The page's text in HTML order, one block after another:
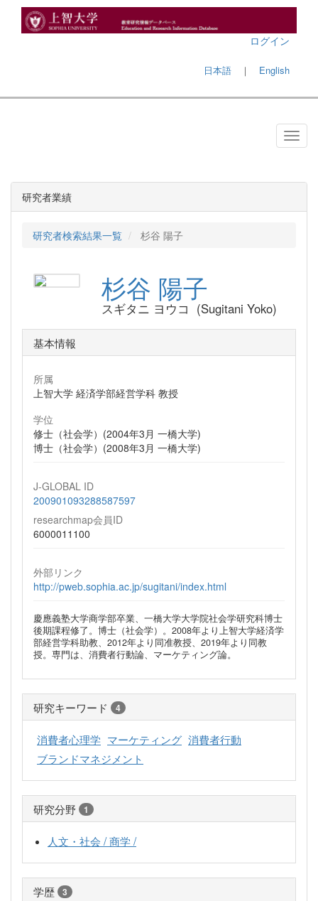
ログイン
日本語 ｜ English
研究者業績
研究者検索結果一覧 杉谷 陽子
杉谷 陽子
スギタニ ヨウコ (Sugitani Yoko)
基本情報
所属
上智大学 経済学部経営学科 教授
学位
修士（社会学）(2004年3月 一橋大学)
博士（社会学）(2008年3月 一橋大学)
J-GLOBAL ID
200901093288587597
researchmap会員ID
6000011100
外部リンク
http://pweb.sophia.ac.jp/sugitani/index.html
慶應義塾大学商学部卒業、一橋大学大学院社会学研究科博士
後期課程修了。博士（社会学）。2008年より上智大学経済学
部経営学科助教、2012年より同准教授、2019年より同教
授。専門は、消費者行動論、マーケティング論。
研究キーワード 4
消費者心理学 マーケティング 消費者行動
ブランドマネジメント
研究分野 1
人文・社会 / 商学 /
学歴 3